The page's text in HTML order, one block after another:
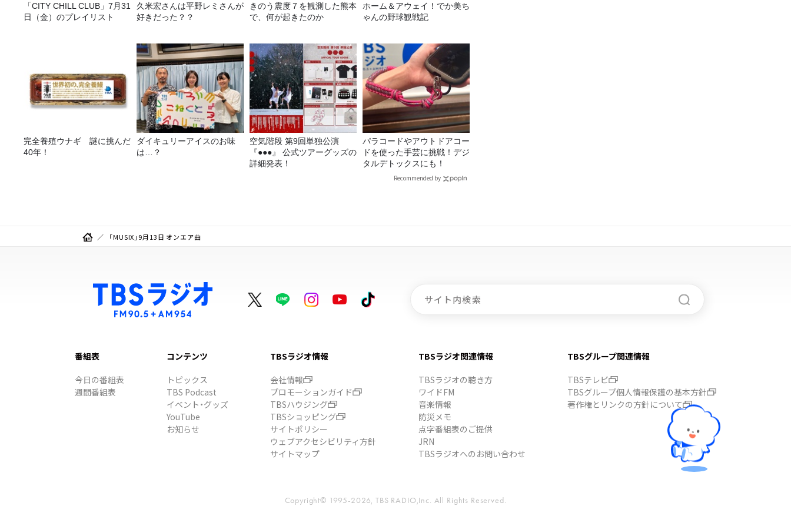
「CITY CHILL CLUB」7月31
日（金）のプレイリスト
久米宏さんは平野レミさんが
好きだった？？
きのう震度７を観測した熊本
で、何が起きたのか
ホーム＆アウェイ！でか美ち
ゃんの野球観戦記
完全養殖ウナギ 謎に挑んだ
40年！
ダイキュリーアイスのお味
は…？
空気階段 第9回単独公演
『●●●』 公式ツアーグッズの
詳細発表！
パラコードやアウトドアコー
ドを使った手芸に挑戦！デジ
タルデトックスにも！
Recommended by
「MUSIX」9月13日 オンエア曲
番組表
今日の番組表
週間番組表
コンテンツ
トピックス
TBS Podcast
イベント・グッズ
YouTube
お知らせ
TBSラジオ情報
会社情報
プロモーションガイド
TBSハウジング
TBSショッピング
サイトポリシー
ウェブアクセシビリティ方針
サイトマップ
TBSラジオ関連情報
TBSラジオの聴き方
ワイドFM
音楽情報
防災メモ
点字番組表のご提供
JRN
TBSラジオへのお問い合わせ
TBSグループ関連情報
TBSテレビ
TBSグループ個人情報保護の基本方針
著作権とリンクの方針について
Copyright© 1995-2026, TBS RADIO,Inc. All Rights Reserved.